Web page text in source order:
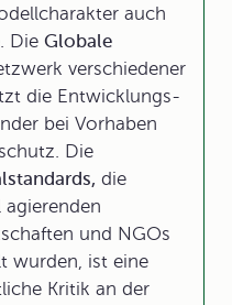
auch
Die Globale
verschiedener
die Entwicklungs-
bei Vorhaben
Die
die
und NGOs
wurden, ist eine
Kritik an der